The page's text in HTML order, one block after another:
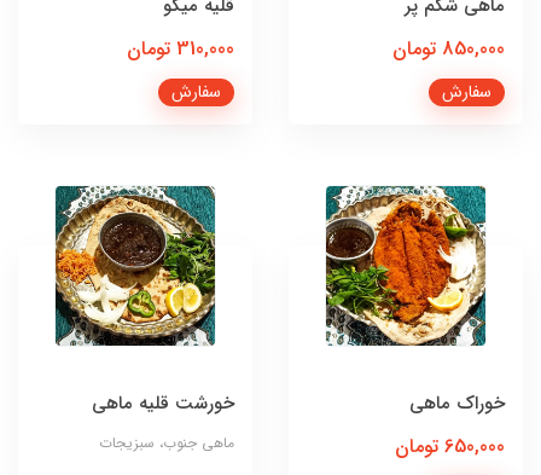
ماهی شکم پر
850,000 تومان
سفارش
قلیه میگو
310,000 تومان
سفارش
خوراک ماهی
650,000 تومان
خورشت قلیه ماهی
ماهی جنوب، سبزیجات